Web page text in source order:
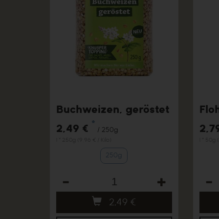
Buchweizen, geröstet
2,49 € *
/ 250g
250g
2,49 €